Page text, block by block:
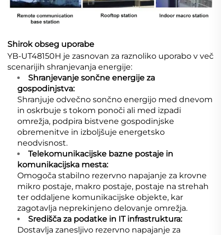
Shirok obseg uporabe
YB-UT48150H je zasnovan za raznoliko uporabo v več
scenarijih shranjevanja energije:
Shranjevanje sončne energije za
gospodinjstva:
Shranjuje odvečno sončno energijo med dnevom
in oskrbuje s tokom ponoči ali med izpadi
omrežja, podpira bistvene gospodinjske
obremenitve in izboljšuje energetsko
neodvisnost.
Telekomunikacijske bazne postaje in
komunikacijska mesta:
Omogoča stabilno rezervno napajanje za krovne
mikro postaje, makro postaje, postaje na strehah
ter oddaljene komunikacijske objekte, kar
zagotavlja neprekinjeno delovanje omrežja.
Središča za podatke in IT infrastruktura:
Dostavlja zanesljivo rezervno napajanje za